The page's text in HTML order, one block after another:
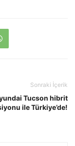
Sonraki İçerik
Tucson hibrit
ile Türkiye’de!